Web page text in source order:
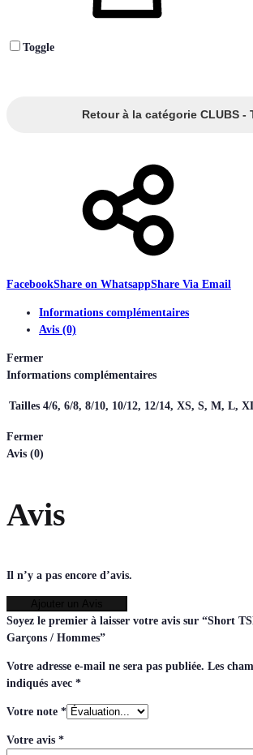
Toggle
Retour à la catégorie CLUBS -
FacebookShare on WhatsappShare Via Email
Informations complémentaires
Avis (0)
Fermer
Informations complémentaires
Tailles 4/6, 6/8, 8/10, 10/12, 12/14, XS, S, M, L,
Fermer
Avis (0)
Avis
Il n’y a pas encore d’avis.
Soyez le premier à laisser votre avis sur “Short
Garçons / Hommes”
Votre adresse e-mail ne sera pas publiée. Les
indiqués avec *
Votre note *
Votre avis *